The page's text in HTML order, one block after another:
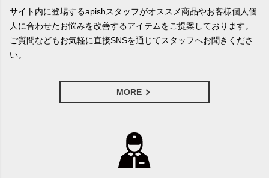
サイト内に登場するapishスタッフがオススメ商品やお客様個人個
人に合わせたお悩みを改善するアイテムをご提案しております。
ご質問などもお気軽に直接SNSを通じてスタッフへお聞きくださ
い。
MORE